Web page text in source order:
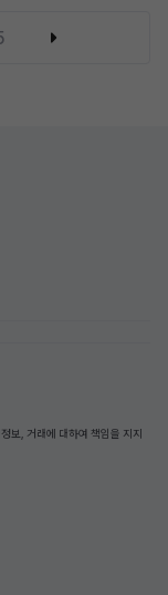
보, 거래에 대하여 책임을 지지